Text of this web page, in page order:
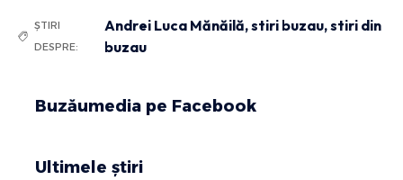
ȘTIRI
DESPRE:
Andrei Luca Mănăilă,stiri buzau,stiri din
buzau
Buzăumedia pe Facebook
Ultimele știri